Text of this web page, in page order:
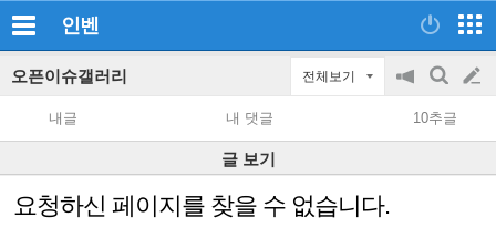
인벤
오픈이슈갤러리 전체보기
공
지
on/off
검
색
글
쓰
기
내글 내 댓글 10추글
글 보기
요청하신 페이지를 찾을 수 없습니다.